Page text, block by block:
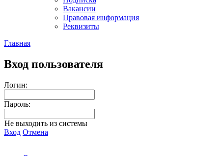
Вакансии
Правовая информация
Реквизиты
Главная
Вход пользователя
Логин:
Пароль:
Не выходить из системы
Вход Отмена